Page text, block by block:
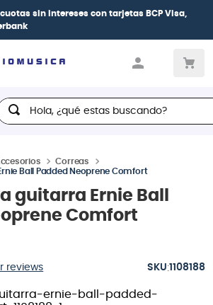
Visa, | Paga en cuotas
¿qué estas buscando?
Correas
Ball Padded Neoprene Comfort
guitarra Ernie Ball
Comfort
reviews :1108188